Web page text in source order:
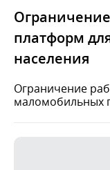
платформ
населения
Ограничение
маломобильных